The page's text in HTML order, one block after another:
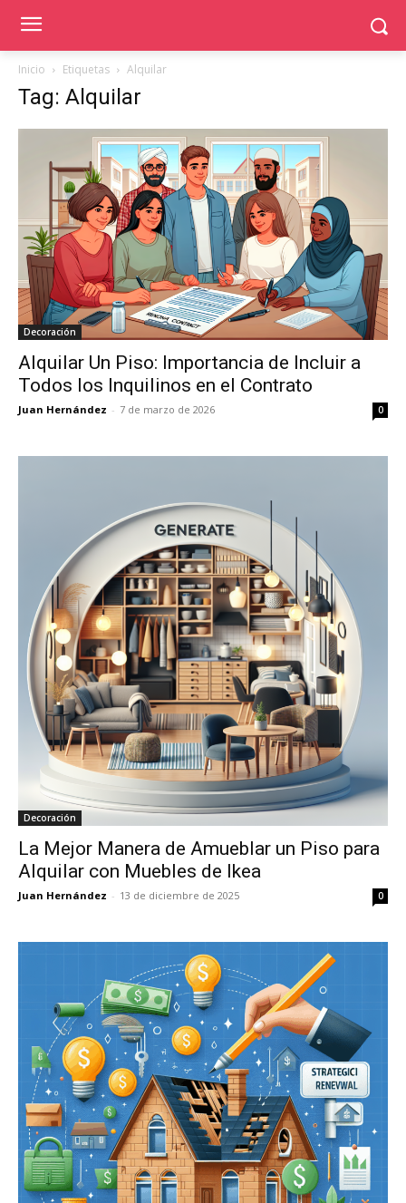
Inicio Etiquetas Alquilar
Tag: Alquilar
Decoración
Alquilar Un Piso: Importancia de Incluir a
Todos los Inquilinos en el Contrato
Juan Hernández - 7 de marzo de 2026 0
Decoración
La Mejor Manera de Amueblar un Piso para
Alquilar con Muebles de Ikea
Juan Hernández - 13 de diciembre de 2025 0